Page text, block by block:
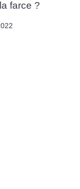
farce ?